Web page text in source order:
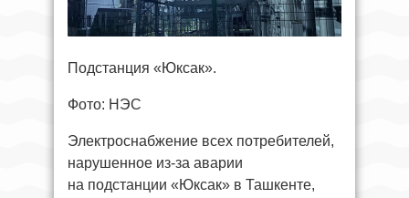
Подстанция «Юксак».
Фото: НЭС
Электроснабжение всех потребителей,
нарушенное из-за аварии
на подстанции «Юксак» в Ташкенте,